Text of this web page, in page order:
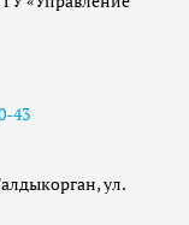
43
ул.